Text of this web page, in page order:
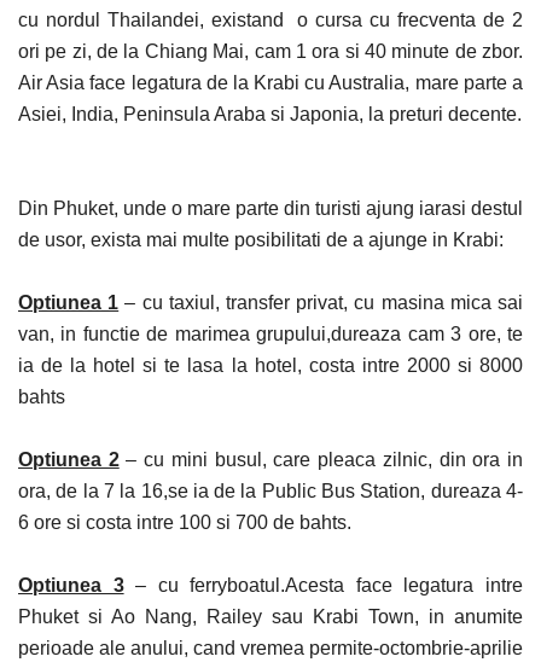
cu nordul Thailandei, existand o cursa cu frecventa de 2
ori pe zi, de la Chiang Mai, cam 1 ora si 40 minute de zbor.
AirAsia face legatura de la Krabi cu Australia, mare parte a
Asiei, India, Peninsula Araba si Japonia, la preturi decente.
Din Phuket, unde o mare parte din turisti ajung iarasi destul
de usor, exista mai multe posibilitati de a ajunge in Krabi:
Optiunea 1 – cu taxiul, transfer privat, cu masina mica sai
van, in functie de marimea grupului,dureaza cam 3 ore, te
ia de la hotel si te lasa la hotel, costa intre 2000 si 8000
bahts
Optiunea 2– cu mini busul, care pleaca zilnic, din ora in
ora, de la 7 la 16,se ia de la Public Bus Station, dureaza 4-
6 ore si costa intre 100 si 700 de bahts.
Optiunea 3– cu ferryboatul.Acesta face legatura intre
Phuket si Ao Nang, Railey sau Krabi Town, in anumite
perioade ale anului, cand vremea permite-octombrie-aprilie